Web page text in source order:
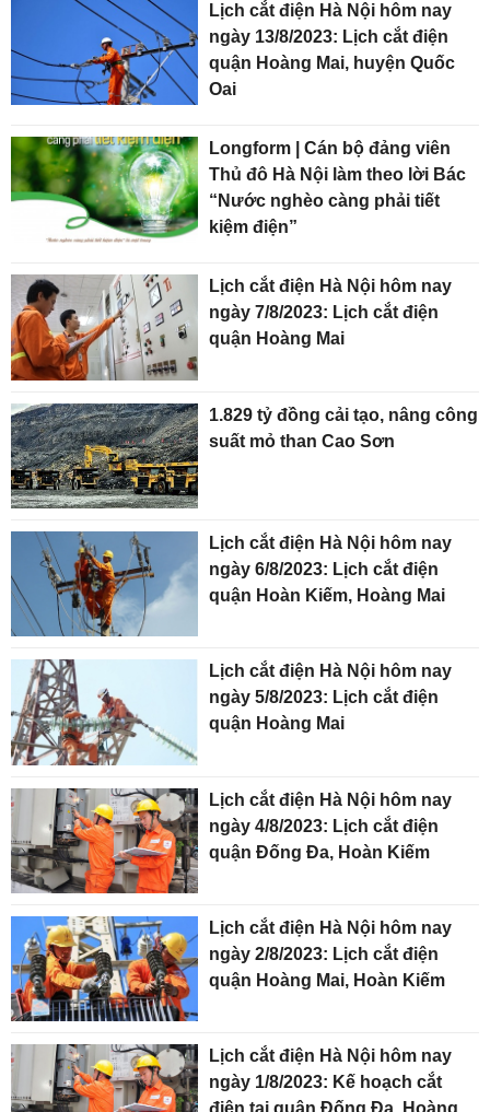
Lịch cắt điện Hà Nội hôm nay
ngày 13/8/2023: Lịch cắt điện
quận Hoàng Mai, huyện Quốc
Oai
Longform | Cán bộ đảng viên
Thủ đô Hà Nội làm theo lời Bác
“Nước nghèo càng phải tiết
kiệm điện”
Lịch cắt điện Hà Nội hôm nay
ngày 7/8/2023: Lịch cắt điện
quận Hoàng Mai
1.829 tỷ đồng cải tạo, nâng công
suất mỏ than Cao Sơn
Lịch cắt điện Hà Nội hôm nay
ngày 6/8/2023: Lịch cắt điện
quận Hoàn Kiếm, Hoàng Mai
Lịch cắt điện Hà Nội hôm nay
ngày 5/8/2023: Lịch cắt điện
quận Hoàng Mai
Lịch cắt điện Hà Nội hôm nay
ngày 4/8/2023: Lịch cắt điện
quận Đống Đa, Hoàn Kiếm
Lịch cắt điện Hà Nội hôm nay
ngày 2/8/2023: Lịch cắt điện
quận Hoàng Mai, Hoàn Kiếm
Lịch cắt điện Hà Nội hôm nay
ngày 1/8/2023: Kế hoạch cắt